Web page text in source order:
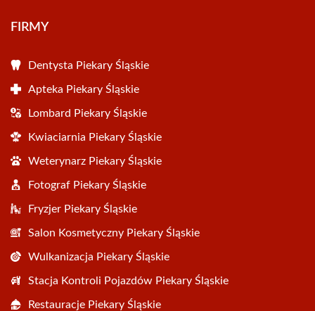
FIRMY
Dentysta Piekary Śląskie
Apteka Piekary Śląskie
Lombard Piekary Śląskie
Kwiaciarnia Piekary Śląskie
Weterynarz Piekary Śląskie
Fotograf Piekary Śląskie
Fryzjer Piekary Śląskie
Salon Kosmetyczny Piekary Śląskie
Wulkanizacja Piekary Śląskie
Stacja Kontroli Pojazdów Piekary Śląskie
Restauracje Piekary Śląskie